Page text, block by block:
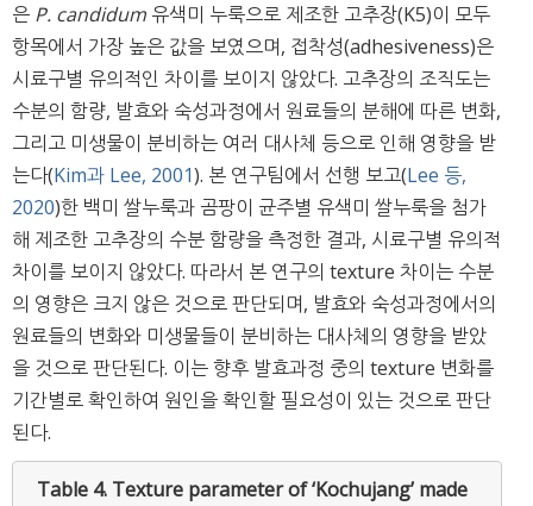
은 P. candidum 유색미 누룩으로 제조한 고추장(K5)이 모두
항목에서 가장 높은 값을 보였으며, 접착성(adhesiveness)은
시료구별 유의적인 차이를 보이지 않았다. 고추장의 조직도는
수분의 함량, 발효와 숙성과정에서 원료들의 분해에 따른 변화,
그리고 미생물이 분비하는 여러 대사체 등으로 인해 영향을 받
는다(Kim과 Lee, 2001). 본 연구팀에서 선행 보고(Lee 등,
2020)한 백미 쌀누룩과 곰팡이 균주별 유색미 쌀누룩을 첨가
해 제조한 고추장의 수분 함량을 측정한 결과, 시료구별 유의적
차이를 보이지 않았다. 따라서 본 연구의 texture 차이는 수분
의 영향은 크지 않은 것으로 판단되며, 발효와 숙성과정에서의
원료들의 변화와 미생물들이 분비하는 대사체의 영향을 받았
을 것으로 판단된다. 이는 향후 발효과정 중의 texture 변화를
기간별로 확인하여 원인을 확인할 필요성이 있는 것으로 판단
된다.
Table 4. Texture parameter of ‘Kochujang’ made